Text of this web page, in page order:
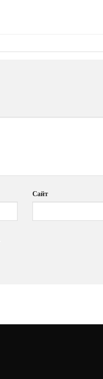
Сайт